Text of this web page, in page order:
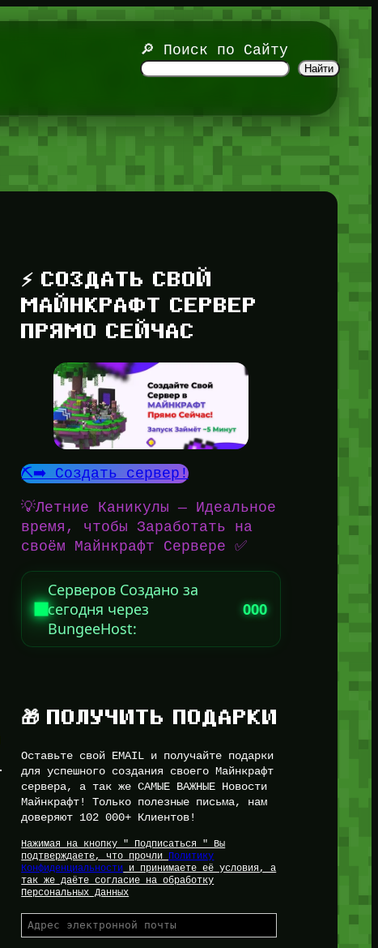
🔎 Поиск по Сайту
Найти
⚡ СОЗДАТЬ СВОЙ
МАЙНКРАФТ СЕРВЕР
ПРЯМО СЕЙЧАС
⛏️➡️ Создать сервер!
💡Летние Каникулы — Идеальное
время, чтобы Заработать на
своём Майнкрафт Сервере ✅
Серверов Создано за
сегодня через
BungeeHost:
000
🎁 ПОЛУЧИТЬ ПОДАРКИ
Оставьте свой EMAIL и получайте подарки
для успешного создания своего Майнкрафт
сервера, а так же САМЫЕ ВАЖНЫЕ Новости
Майнкрафт! Только полезные письма, нам
доверяют 102 000+ Клиентов!
Нажимая на кнопку " Подписаться " Вы
подтверждаете, что прочли Политику
Конфиденциальности и принимаете её условия, а
так же даёте согласие на обработку
Персональных Данных